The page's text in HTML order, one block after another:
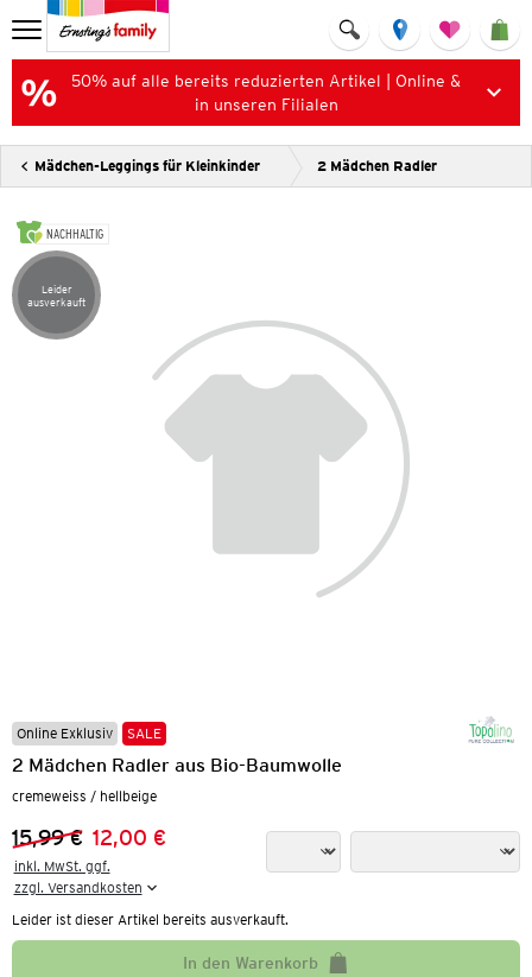
50% auf alle bereits reduzierten Artikel | Online &
in unseren Filialen
Mädchen-Leggings für Kleinkinder 2 Mädchen Radler
NACHHALTIG
Artikel leider ausverkauft
Leider
ausverkauft
Online Exklusiv SALE
2 Mädchen Radler aus Bio-Baumwolle
cremeweiss / hellbeige
Vorheriger Preis:
15,99 €
Neuer Preis:
12,00 €
inkl. MwSt. ggf.
zzgl. Versandkosten
Leider ist dieser Artikel bereits ausverkauft.
In den Warenkorb